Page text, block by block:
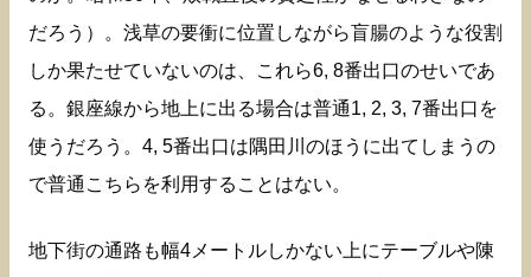
だろう）。浅草の要衝に位置しながら盲腸のような役割
しか果たせていないのは、これら6, 8番出口のせいであ
る。銀座線から地上に出る場合は普通1, 2, 3, 7番出口を
使うだろう。4, 5番出口は隅田川のほうに出てしまうの
で普通こちらを利用することはない。
地下街の通路も幅4メートルしかない上にテーブルや陳